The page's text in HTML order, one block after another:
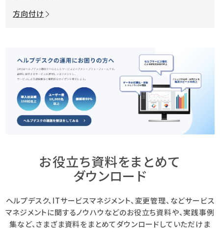
方向付け
お役立ち資料をまとめて
ダウンロード
ヘルプデスク、ITサービスマネジメント、変更管理、などサービス
マネジメントに関するノウハウなどのお役立ち資料や、 実践事例
集など、さまざま資料をまとめてダウンロードしていただけま